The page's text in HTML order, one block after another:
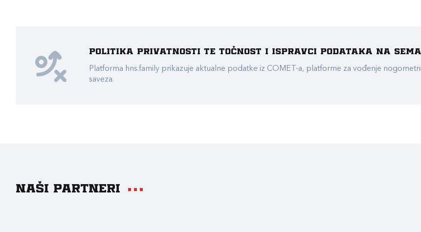
Politika privatnosti te točnost i ispravci podataka na
Platforma hns.family prikazuje aktualne podatke iz COMET-a, platforme za vođenje
saveza.
Naši partneri